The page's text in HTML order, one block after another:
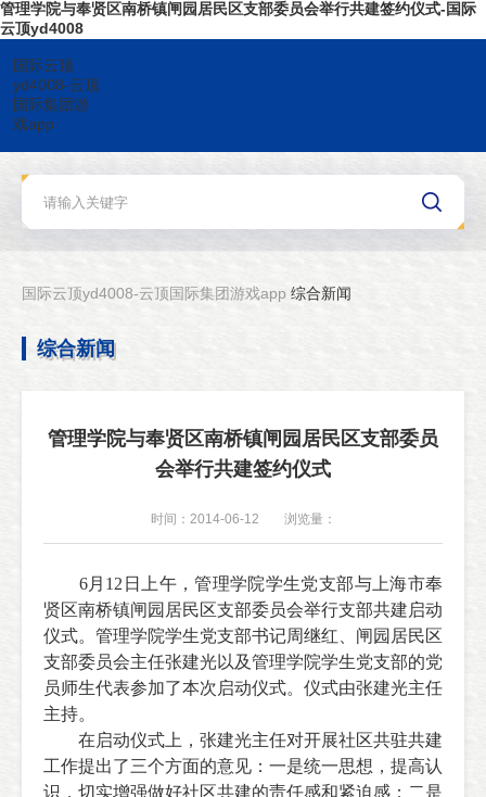
管理学院与奉贤区南桥镇闸园居民区支部委员会举行共建签约仪式-国际
云顶yd4008
国际云顶
yd4008-云顶
国际集团游
戏app
国际云顶yd4008-云顶国际集团游戏app 综合新闻
综合新闻
管理学院与奉贤区南桥镇闸园居民区支部委员
会举行共建签约仪式
时间：2014-06-12 浏览量：
6月 12 日上午，管理学院学生党支部与上海市奉
贤区南桥镇闸园居民区支部委员会举行支部共建启动
仪式。管理学院学生党支部书记周继红、闸园居民区
支部委员会主任张建光以及管理学院学生党支部的党
员师生代表参加了本次启动仪式。仪式由张建光主任
主持。
在启动仪式上，张建光主任对开展社区共驻共建
工作提出了三个方面的意见：一是统一思想，提高认
识，切实增强做好社区共建的责任感和紧迫感；二是